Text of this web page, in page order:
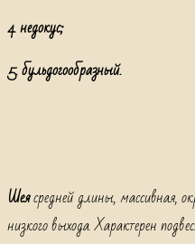
4. недокус;
5. бульдогообразный.
Шеясредней длины, массивная,
низкого выхода. Характерен